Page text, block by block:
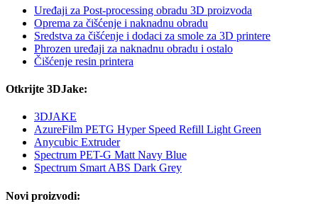
Uređaji za Post-processing obradu 3D proizvoda
Oprema za čišćenje i naknadnu obradu
Sredstva za čišćenje i dodaci za smole za 3D printere
Phrozen uređaji za naknadnu obradu i ostalo
Čišćenje resin printera
Otkrijte 3DJake:
3DJAKE
AzureFilm PETG Hyper Speed Refill Light Green
Anycubic Extruder
Spectrum PET-G Matt Navy Blue
Spectrum Smart ABS Dark Grey
Novi proizvodi: